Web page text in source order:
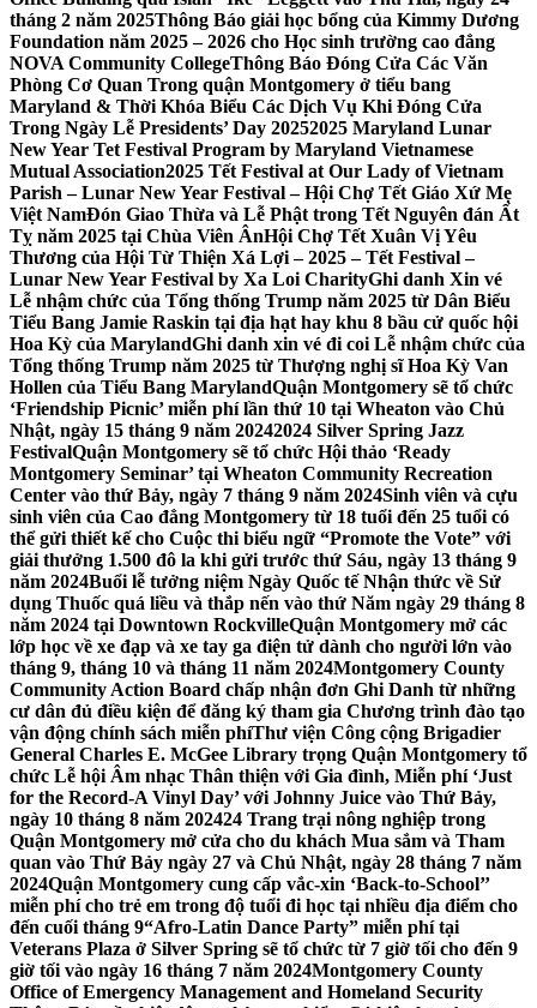
tháng 2 năm 2025Thông Báo giải học bổng của Kimmy Dương
Foundation năm 2025 – 2026 cho Học sinh trường cao đẳng
NOVA Community CollegeThông Báo Đóng Cửa Các Văn
Phòng Cơ Quan Trong quận Montgomery ở tiểu bang
Maryland & Thời Khóa Biểu Các Dịch Vụ Khi Đóng Cửa
Trong Ngày Lễ Presidents’ Day 20252025 Maryland Lunar
New Year Tet Festival Program by Maryland Vietnamese
Mutual Association2025 Tết Festival at Our Lady of Vietnam
Parish – Lunar New Year Festival – Hội Chợ Tết Giáo Xứ Mẹ
Việt NamĐón Giao Thừa và Lễ Phật trong Tết Nguyên đán Ất
Tỵ năm 2025 tại Chùa Viên ÂnHội Chợ Tết Xuân Vị Yêu
Thương của Hội Từ Thiện Xá Lợi – 2025 – Tết Festival –
Lunar New Year Festival by Xa Loi CharityGhi danh Xin vé
Lễ nhậm chức của Tổng thống Trump năm 2025 từ Dân Biểu
Tiểu Bang Jamie Raskin tại địa hạt hay khu 8 bầu cử quốc hội
Hoa Kỳ của MarylandGhi danh xin vé đi coi Lễ nhậm chức của
Tổng thống Trump năm 2025 từ Thượng nghị sĩ Hoa Kỳ Van
Hollen của Tiểu Bang MarylandQuận Montgomery sẽ tổ chức
‘Friendship Picnic’ miễn phí lần thứ 10 tại Wheaton vào Chủ
Nhật, ngày 15 tháng 9 năm 20242024 Silver Spring Jazz
FestivalQuận Montgomery sẽ tổ chức Hội thảo ‘Ready
Montgomery Seminar’ tại Wheaton Community Recreation
Center vào thứ Bảy, ngày 7 tháng 9 năm 2024Sinh viên và cựu
sinh viên của Cao đẳng Montgomery từ 18 tuổi đến 25 tuổi có
thể gửi thiết kế cho Cuộc thi biểu ngữ “Promote the Vote” với
giải thưởng 1.500 đô la khi gửi trước thứ Sáu, ngày 13 tháng 9
năm 2024Buổi lễ tưởng niệm Ngày Quốc tế Nhận thức về Sử
dụng Thuốc quá liều và thắp nến vào thứ Năm ngày 29 tháng 8
năm 2024 tại Downtown RockvilleQuận Montgomery mở các
lớp học về xe đạp và xe tay ga điện tử dành cho người lớn vào
tháng 9, tháng 10 và tháng 11 năm 2024Montgomery County
Community Action Board chấp nhận đơn Ghi Danh từ những
cư dân đủ điều kiện để đăng ký tham gia Chương trình đào tạo
vận động chính sách miễn phíThư viện Công cộng Brigadier
General Charles E. McGee Library trọng Quận Montgomery tổ
chức Lễ hội Âm nhạc Thân thiện với Gia đình, Miễn phí ‘Just
for the Record-A Vinyl Day’ với Johnny Juice vào Thứ Bảy,
ngày 10 tháng 8 năm 202424 Trang trại nông nghiệp trong
Quận Montgomery mở cửa cho du khách Mua sắm và Tham
quan vào Thứ Bảy ngày 27 và Chủ Nhật, ngày 28 tháng 7 năm
2024Quận Montgomery cung cấp vắc-xin ‘Back-to-School’’
miễn phí cho trẻ em trong độ tuổi đi học tại nhiều địa điểm cho
đến cuối tháng 9“Afro-Latin Dance Party” miễn phí tại
Veterans Plaza ở Silver Spring sẽ tổ chức từ 7 giờ tối cho đến 9
giờ tối vào ngày 16 tháng 7 năm 2024Montgomery County
Office of Emergency Management and Homeland Security